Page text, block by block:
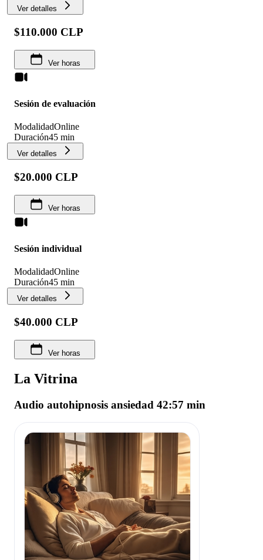
Ver detalles
$110.000 CLP
Ver horas
Sesión de evaluación
ModalidadOnline
Duración45 min
Ver detalles
$20.000 CLP
Ver horas
Sesión individual
ModalidadOnline
Duración45 min
Ver detalles
$40.000 CLP
Ver horas
La Vitrina
Audio autohipnosis ansiedad 42:57 min